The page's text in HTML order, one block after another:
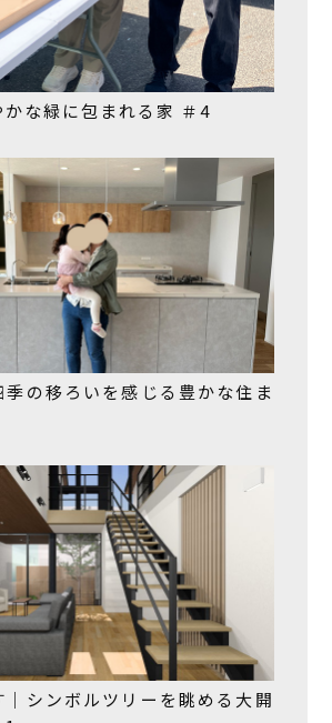
かな緑に包まれる家 ＃4
季の移ろいを感じる豊かな住ま
｜シンボルツリーを眺める大開